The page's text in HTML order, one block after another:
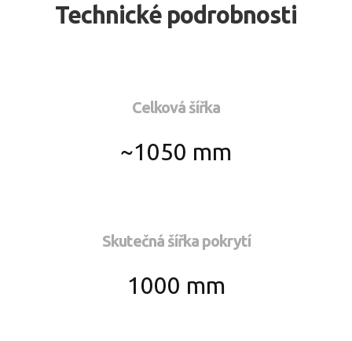
Technické podrobnosti
Celková šířka
~1050 mm
Skutečná šířka pokrytí
1000 mm